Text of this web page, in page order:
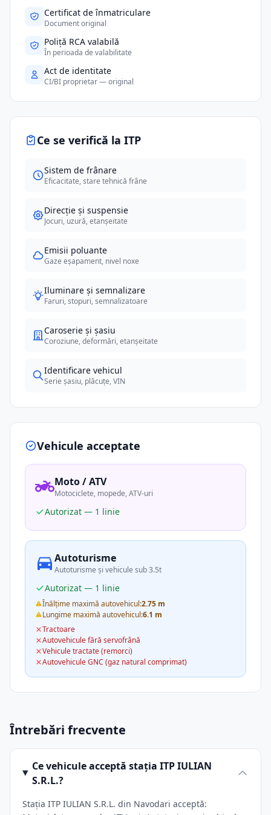
Certificat de înmatriculare
Document original
Poliță RCA valabilă
În perioada de valabilitate
Act de identitate
CI/BI proprietar — original
Ce se verifică la ITP
Sistem de frânare
Eficacitate, stare tehnică frâne
Direcție și suspensie
Jocuri, uzură, etanșeitate
Emisii poluante
Gaze eșapament, nivel noxe
Iluminare și semnalizare
Faruri, stopuri, semnalizatoare
Caroserie și șasiu
Coroziune, deformări, etanșeitate
Identificare vehicul
Serie șasiu, plăcuțe, VIN
Vehicule acceptate
Moto / ATV
Motociclete, mopede, ATV-uri
Autorizat — 1 linie
Autoturisme
Autoturisme și vehicule sub 3.5t
Autorizat — 1 linie
Înălțime maximă autovehicul:2.75 m
Lungime maximă autovehicul:6.1 m
Tractoare
Autovehicule fără servofrână
Vehicule tractate (remorci)
Autovehicule GNC (gaz natural comprimat)
Întrebări frecvente
Ce vehicule acceptă stația ITP IULIAN
S.R.L.?
Stația ITP IULIAN S.R.L. din Navodari acceptă: